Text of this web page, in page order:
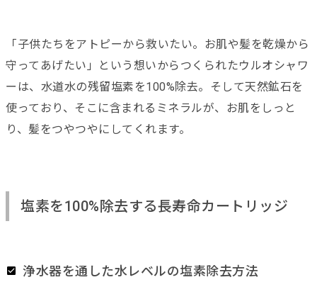
「子供たちをアトピーから救いたい。お肌や髪を乾燥から
守ってあげたい」という想いからつくられたウルオシャワ
ーは、水道水の残留塩素を100%除去。そして天然鉱石を
使っており、そこに含まれるミネラルが、お肌をしっと
り、髪をつやつやにしてくれます。
塩素を100%除去する長寿命カートリッジ
浄水器を通した水レベルの塩素除去方法